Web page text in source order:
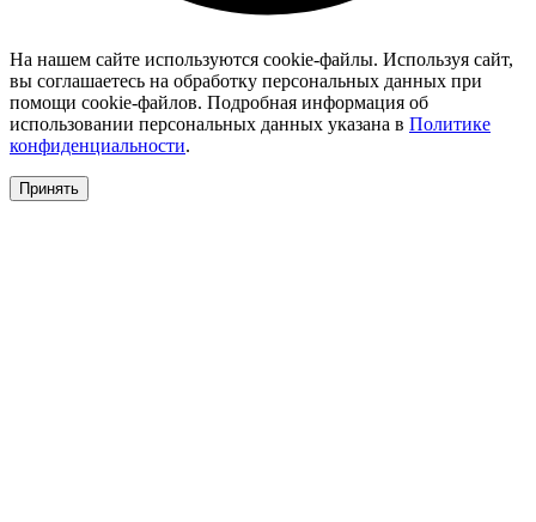
На нашем сайте используются cookie-файлы. Используя сайт,
вы соглашаетесь на обработку персональных данных при
помощи cookie-файлов. Подробная информация об
использовании персональных данных указана в Политике
конфиденциальности.
Принять